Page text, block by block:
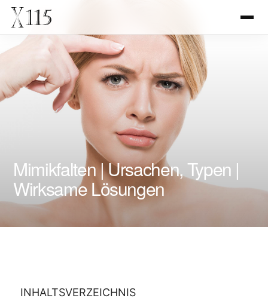
Mimikfalten | Ursachen, Typen |
Wirksame Lösungen
INHALTSVERZEICHNIS